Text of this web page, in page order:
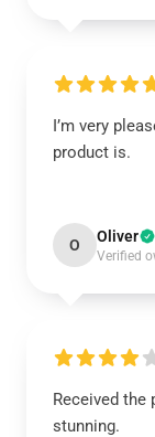
I’m very
product is.
O Oliver
Verified
Received
stunning.